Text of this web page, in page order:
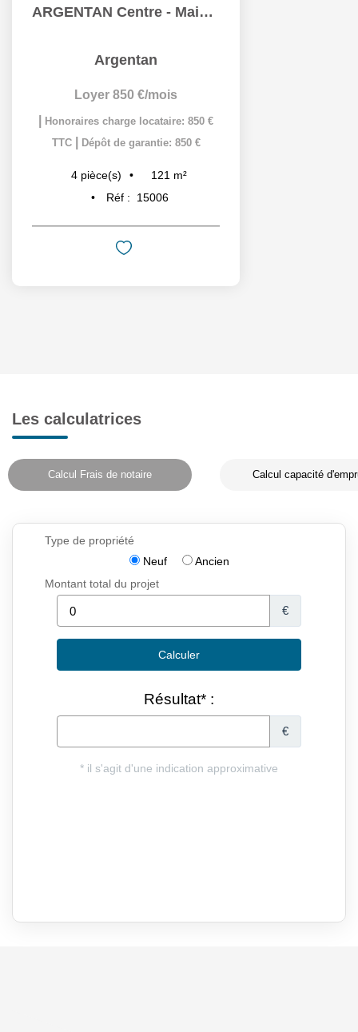
ARGENTAN Centre - Maison entièrement rénovée
Argentan
Loyer 850 €/mois
Honoraires charge locataire: 850 €
TTC
Dépôt de garantie: 850 €
4 pièce(s) 121 m²
Réf :
15006
Les calculatrices
Calcul Frais de notaire Calcul capacité